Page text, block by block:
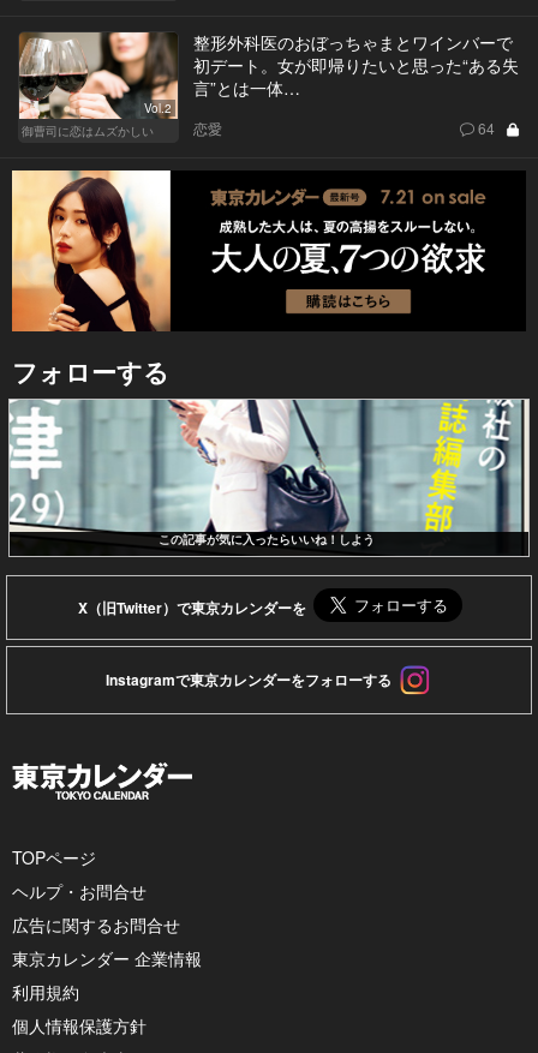
Vol.2
御曹司に恋はムズかしい
整形外科医のおぼっちゃまとワインバーで
初デート。女が即帰りたいと思った“ある失
言”とは一体…
恋愛 64
フォローする
この記事が気に入ったらいいね！しよう
X（旧Twitter）で東京カレンダーを
Instagramで東京カレンダーをフォローする
TOPページ
ヘルプ・お問合せ
広告に関するお問合せ
東京カレンダー 企業情報
利用規約
個人情報保護方針